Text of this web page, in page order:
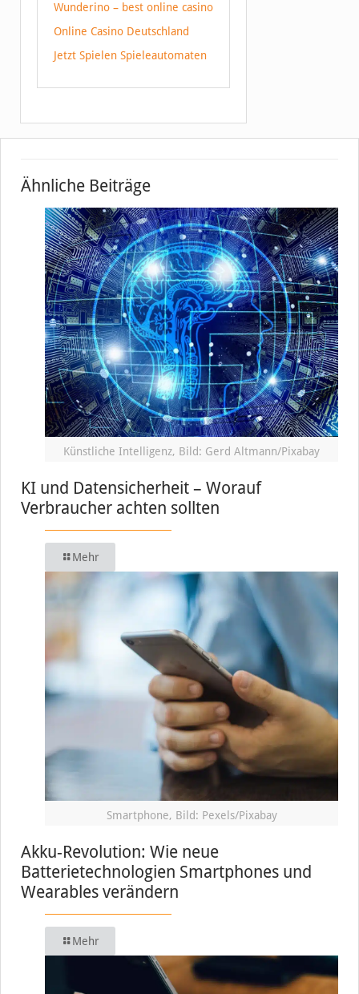
Wunderino – best online casino
Online Casino Deutschland
Jetzt Spielen Spieleautomaten
Ähnliche Beiträge
Künstliche Intelligenz, Bild: Gerd Altmann/Pixabay
KI und Datensicherheit – Worauf
Verbraucher achten sollten
Mehr
Smartphone, Bild: Pexels/Pixabay
Akku-Revolution: Wie neue
Batterietechnologien Smartphones und
Wearables verändern
Mehr